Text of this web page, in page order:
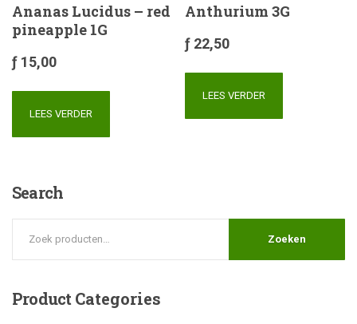
Ananas Lucidus – red
pineapple 1G
ƒ 15,00
LEES VERDER
Anthurium 3G
ƒ 22,50
LEES VERDER
Search
Zoeken
Product Categories